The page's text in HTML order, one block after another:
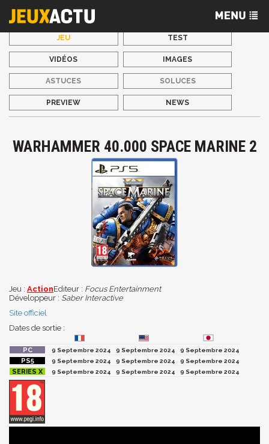
JEU TEST
VIDÉOS IMAGES
ASTUCES SOLUCES
PREVIEW NEWS
WARHAMMER 40.000 SPACE MARINE 2
Jeu : ActionEditeur : Focus Entertainment
Développeur : Saber Interactive
Site officiel
Dates de sortie :
9 Septembre 2024 9 Septembre 2024
9 Septembre 2024
9 Septembre 2024
9 Septembre 2024
9 Septembre 2024
9 Septembre 2024
9 Septembre 2024 9 Septembre 2024